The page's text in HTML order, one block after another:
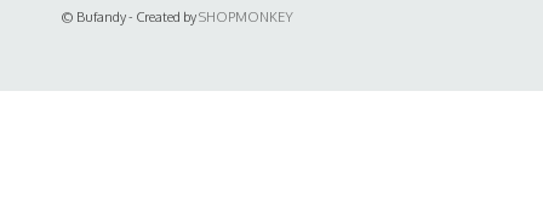
© Bufandy - Created bySHOPMONKEY